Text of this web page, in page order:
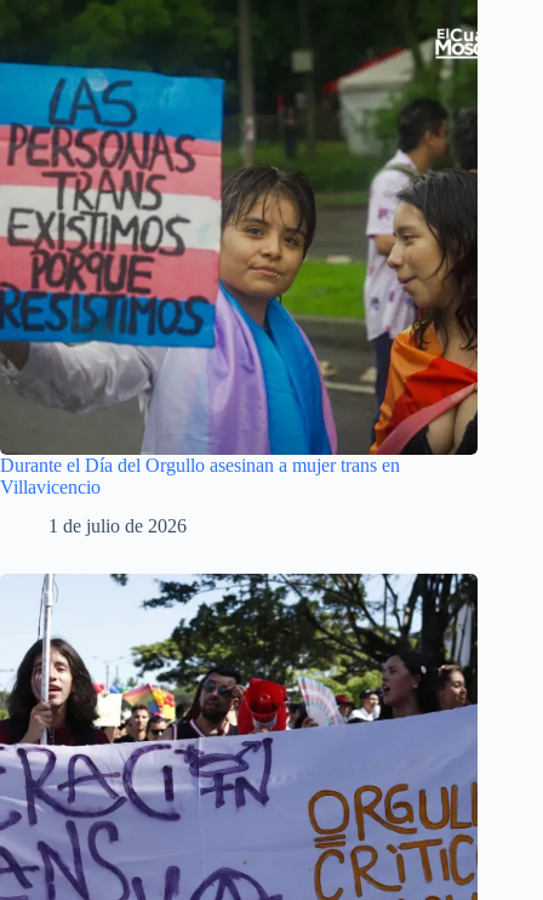
Durante el Día del Orgullo asesinan a mujer trans en
Villavicencio
1 de julio de 2026